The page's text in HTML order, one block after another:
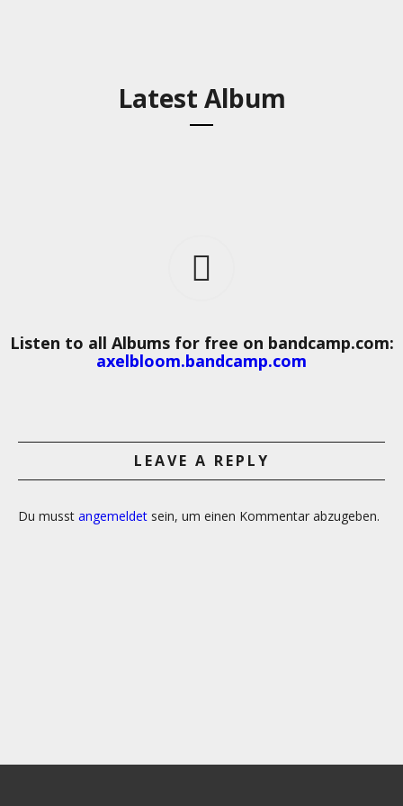
Latest Album
Listen to all Albums for free on bandcamp.com:
axelbloom.bandcamp.com
LEAVE A REPLY
Du musst angemeldet sein, um einen Kommentar abzugeben.